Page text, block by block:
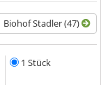
Biohof Stadler (47)
1 Stück